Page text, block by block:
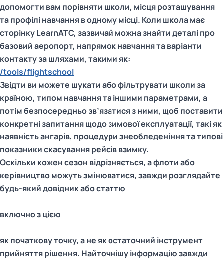
допомогти вам порівняти школи, місця розташування
та профілі навчання в одному місці. Коли школа має
сторінку LearnATC, зазвичай можна знайти деталі про
базовий аеропорт, напрямок навчання та варіанти
контакту за шляхами, такими як:
/tools/flightschool
Звідти ви можете шукати або фільтрувати школи за
країною, типом навчання та іншими параметрами, а
потім безпосередньо зв’язатися з ними, щоб поставити
конкретні запитання щодо зимової експлуатації, такі як
наявність ангарів, процедури знеобледеніння та типові
показники скасування рейсів взимку.
Оскільки кожен сезон відрізняється, а флоти або
керівництво можуть змінюватися, завжди розглядайте
будь-який довідник або статтю
включно з цією
як початкову точку, а не як остаточний інструмент
прийняття рішення. Найточнішу інформацію завжди